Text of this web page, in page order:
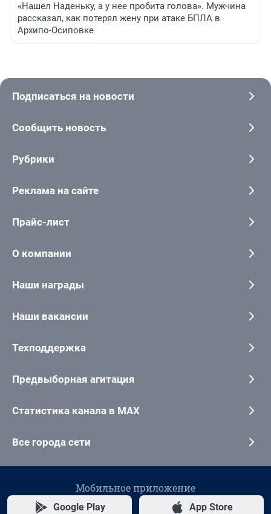
«Нашел Наденьку, а у нее пробита голова». Мужчина
рассказал, как потерял жену при атаке БПЛА в
Архипо-Осиповке
Подписаться на новости
Сообщить новость
Рубрики
Реклама на сайте
Прайс-лист
О компании
Наши награды
Наши вакансии
Техподдержка
Предвыборная агитация
Статистика канала в MAX
Все города сети
Мобильное приложение
Google Play App Store